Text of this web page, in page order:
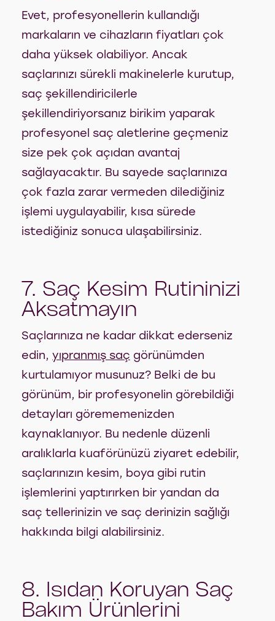
Evet, profesyonellerin kullandığı
markaların ve cihazların fiyatları çok
daha yüksek olabiliyor. Ancak
saçlarınızı sürekli makinelerle kurutup,
saç şekillendiricilerle
şekillendiriyorsanız birikim yaparak
profesyonel saç aletlerine geçmeniz
size pek çok açıdan avantaj
sağlayacaktır. Bu sayede saçlarınıza
çok fazla zarar vermeden dilediğiniz
işlemi uygulayabilir, kısa sürede
istediğiniz sonuca ulaşabilirsiniz.
7. Saç Kesim Rutininizi
Aksatmayın
Saçlarınıza ne kadar dikkat ederseniz
edin, yıpranmış saç görünümden
kurtulamıyor musunuz? Belki de bu
görünüm, bir profesyonelin görebildiği
detayları görememenizden
kaynaklanıyor. Bu nedenle düzenli
aralıklarla kuaförünüzü ziyaret edebilir,
saçlarınızın kesim, boya gibi rutin
işlemlerini yaptırırken bir yandan da
saç tellerinizin ve saç derinizin sağlığı
hakkında bilgi alabilirsiniz.
8. Isıdan Koruyan Saç
Bakım Ürünlerini